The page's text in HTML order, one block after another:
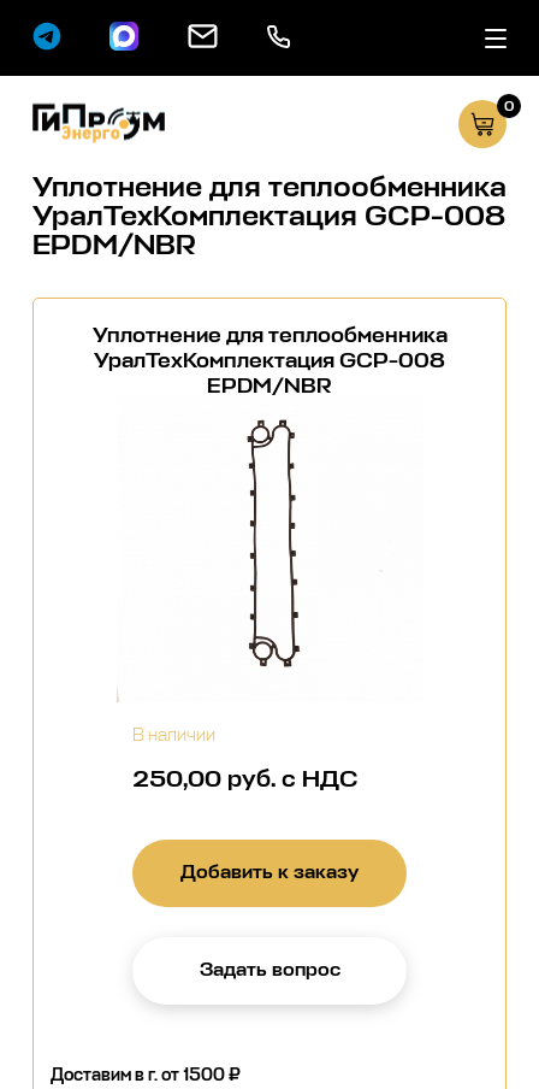
Сервисные
0
Уплотнение для теплообменника
УралТехКомплектация GCP-008
EPDM/NBR
Уплотнение для теплообменника
УралТехКомплектация GCP-008
EPDM/NBR
В наличии
250,00 руб. с НДС
Добавить к заказу
Задать вопрос
Доставим в г.от 1500 ₽